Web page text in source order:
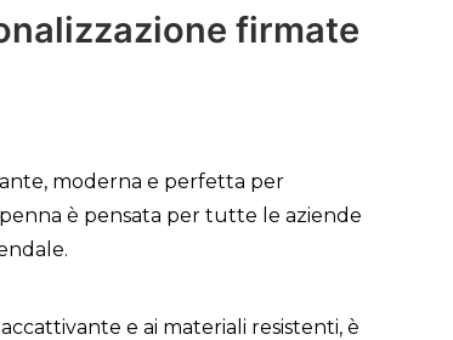
firmate
moderna e perfetta per
è pensata per tutte le aziende
e ai materiali resistenti, è